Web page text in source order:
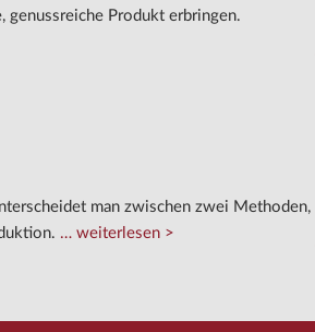
genussreiche Produkt erbringen.
man zwischen zwei Methoden,
weiterlesen